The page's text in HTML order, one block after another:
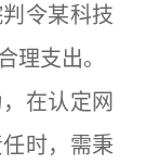
令某科技
理支出。
在认定网
时，需秉